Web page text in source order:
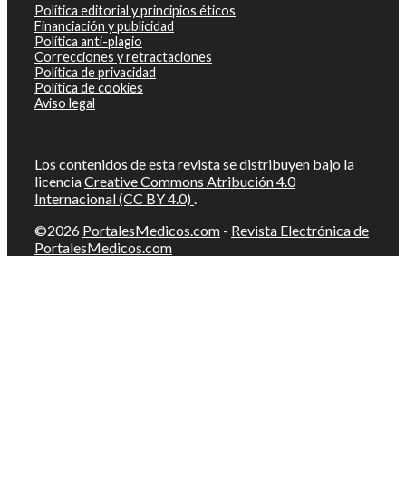
Política editorial y principios éticos
Financiación y publicidad
Política anti-plagio
Correcciones y retractaciones
Política de privacidad
Política de cookies
Aviso legal
Los contenidos de esta revista se distribuyen bajo la
licenciaCreative Commons Atribución 4.0
Internacional (CC BY 4.0) .
©2026 PortalesMedicos.com - Revista Electrónica de
PortalesMedicos.com